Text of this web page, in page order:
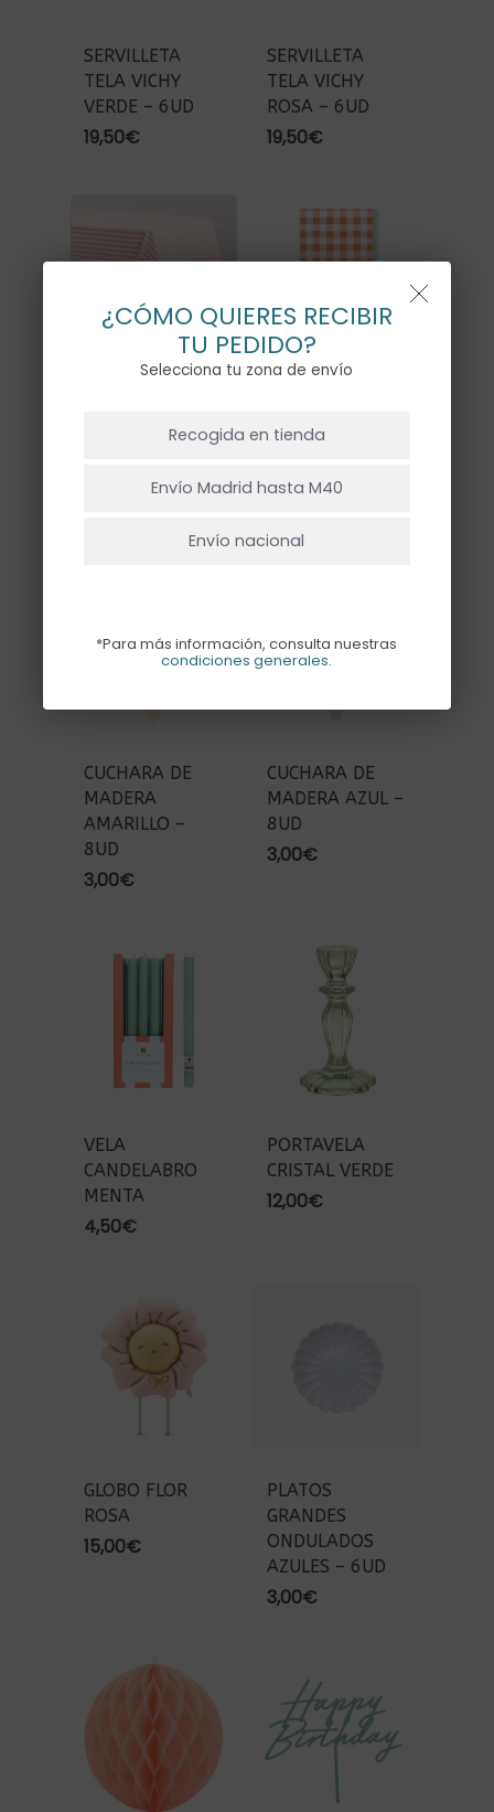
SERVILLETA
TELA VICHY
VERDE – 6UD
19,50€
SERVILLETA
TELA VICHY
ROSA – 6UD
19,50€
ANTIMANCHAS
EMPOLVADO
BUFFET VICHY
10,50€
CUCHARA DE
MADERA
AMARILLO –
8UD
3,00€
CUCHARA DE
MADERA AZUL –
8UD
3,00€
VELA
CANDELABRO
MENTA
4,50€
PORTAVELA
CRISTAL VERDE
12,00€
GLOBO FLOR
ROSA
15,00€
PLATOS
GRANDES
ONDULADOS
AZULES – 6UD
3,00€
¿CÓMO QUIERES RECIBIR
TU PEDIDO?
Selecciona tu zona de envío
Recogida en tienda
Envío Madrid hasta M40
Envío nacional
*Para más información, consulta nuestras
condiciones generales.